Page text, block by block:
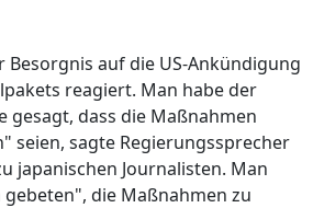
Besorgnis auf die US-Ankündigung
reagiert. Man habe der
gesagt, dass die Maßnahmen
seien, sagte Regierungssprecher
japanischen Journalisten. Man
die Maßnahmen zu